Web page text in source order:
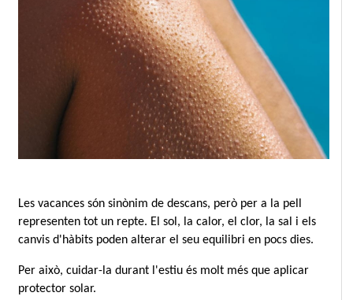
Les vacances són sinònim de descans, però per a la pell
representen tot un repte. El sol, la calor, el clor, la sal i els
canvis d'hàbits poden alterar el seu equilibri en pocs dies.
Per això, cuidar-la durant l'estiu és molt més que aplicar
protector solar.